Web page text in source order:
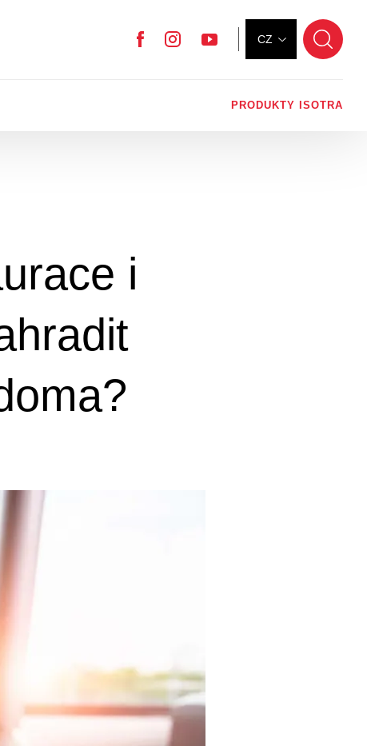
CZ
YouTube
Instagram
Facebook
PRODUKTY ISOTRA
i